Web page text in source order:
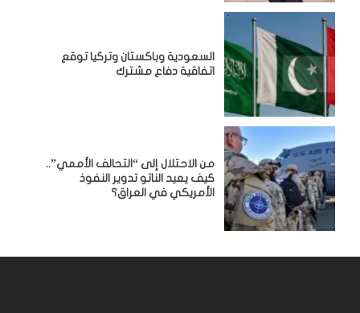
السعودية وباكستان وتركيا توقع
اتفاقية دفاع مشترك
من الاحتلال إلى “التحالف الأممي”..
كيف يعيد الناتو تدوير النفوذ
الأمريكي في العراق؟